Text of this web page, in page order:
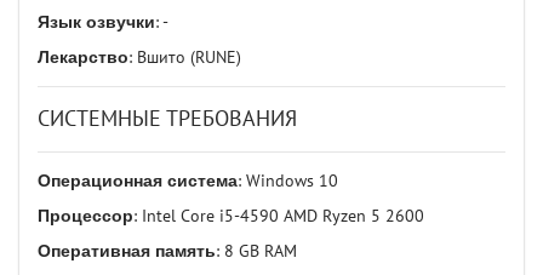
Язык озвучки: -
Лекарство: Вшито (RUNE)
СИСТЕМНЫЕ ТРЕБОВАНИЯ
Операционная система: Windows 10
Процессор: Intel Core i5-4590 AMD Ryzen 5 2600
Оперативная память: 8 GB RAM